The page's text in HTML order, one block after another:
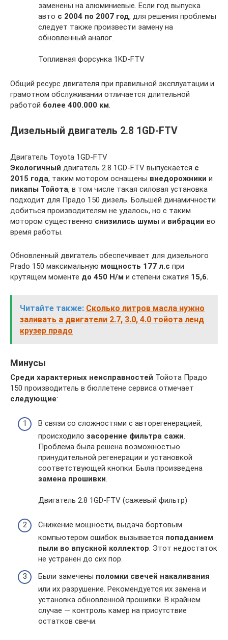
заменены на алюминиевые. Если год выпуска
авто с 2004 по 2007 год, для решения проблемы
следует также произвести замену на
обновленный аналог.
Топливная форсунка 1KD-FTV
Общий ресурс двигателя при правильной эксплуатации и
грамотном обслуживании отличается длительной
работой более 400.000 км
Дизельный двигатель 2.8 1GD-FTV
Двигатель Toyota 1GD-FTV
Экологичный двигатель 2.8 1GD-FTV выпускается с
2015 года, таким мотором оснащены внедорожники и
пикапы Тойота, в том числе такая силовая установка
подходит для Прадо 150 дизель. Большей динамичности
добиться производителям не удалось, но с таким
мотором существенно снизились шумы и вибрации во
время работы.
Обновленный двигатель обеспечивает для дизельного
Prado 150 максимальную мощность 177 л.с при
крутящем моменте до 450 Н/м и степени сжатия 15,6.
Читайте также: Сколько литров масла нужно
заливать а двигатели 2.7, 3.0, 4.0 тойота ленд
крузер прадо
Минусы
Среди характерных неисправностей Тойота Прадо
150 производитель в бюллетене сервиса отмечает
следующие:
В связи со сложностями с авторегенерацией,
происходило засорение фильтра сажи.
Проблема была решена возможностью
принудительной регенерации и установкой
соответствующей кнопки. Была произведена
замена прошивки.
Двигатель 2.8 1GD-FTV (сажевый фильтр)
Снижение мощности, выдача бортовым
компьютером ошибок вызывается попаданием
пыли во впускной коллектор. Этот недостаток
не устранен до сих пор.
Были замечены поломки свечей накаливания
или их разрушение. Рекомендуется их замена и
установка обновленной прошивки. В крайнем
случае — контроль камер на присутствие
остатков свечи.